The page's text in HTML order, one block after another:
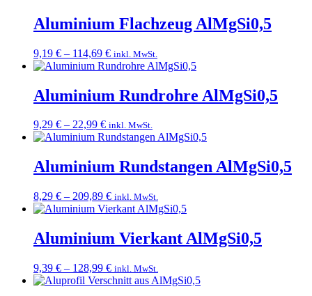
137,99 €
Aluminium Flachzeug AlMgSi0,5
9,19 € – 114,69 €Preisspanne:
9,19 €
114,69 €
inkl. MwSt.
Aluminium Rundrohre AlMgSi0,5
9,29 € – 22,99 €Preisspanne:
9,29 €
22,99 €
inkl. MwSt.
Aluminium Rundstangen AlMgSi0,5
8,29 € – 209,89 €Preisspanne:
8,29 €
209,89 €
inkl. MwSt.
Aluminium Vierkant AlMgSi0,5
9,39 € – 128,99 €Preisspanne:
9,39 €
inkl. MwSt.